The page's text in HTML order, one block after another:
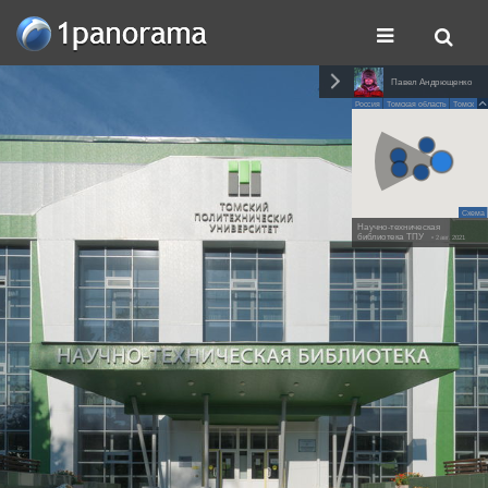
Павел Андрющенко
Россия Томская область Томск
Схема
Научно-техническая
библиотека ТПУ• 2 авг. 2021